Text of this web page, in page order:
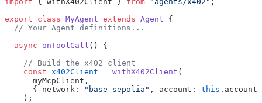
export class MyAgent extends Agent {
  // Your Agent definitions...
  async
onToolCall () {
    // Build the x402 client
    const
x402Client = withX402Client (
      myMcpClient,
      { network:
"base-sepolia" , account: this .account
    );